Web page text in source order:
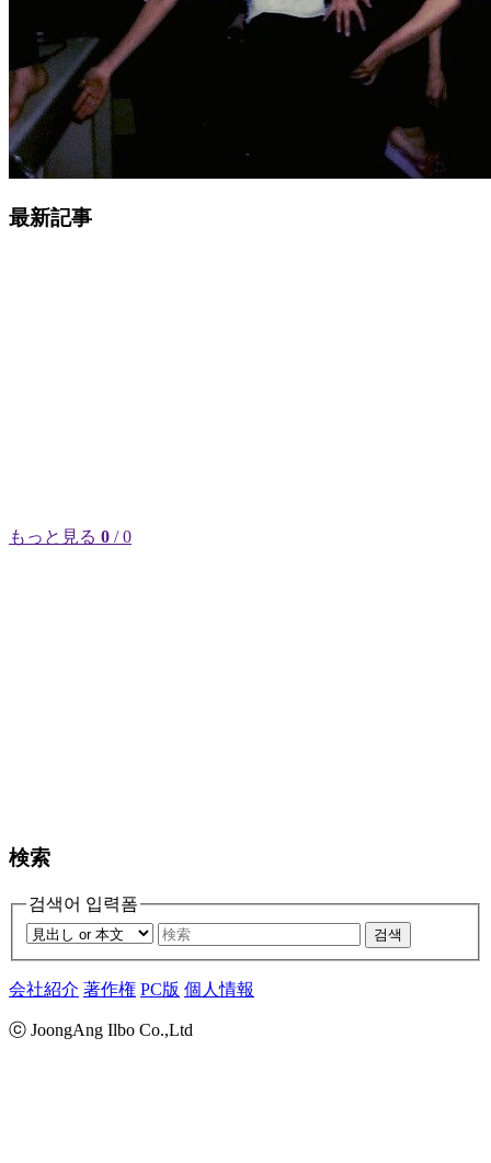
最新記事
もっと見る 0 / 0
検索
검색어 입력폼
검색
会社紹介 著作権 PC版 個人情報
ⓒ JoongAng Ilbo Co.,Ltd